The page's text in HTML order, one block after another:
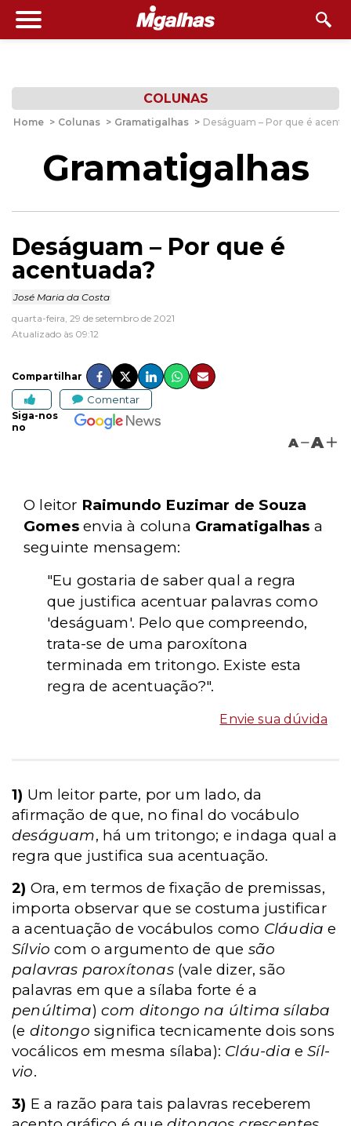
COLUNAS
Home > Colunas > Gramatigalhas > Deságuam – Por que é
Gramatigalhas
Deságuam – Por que é
acentuada?
José Maria da Costa
quarta-feira, 29 de setembro de 2021
Atualizado às 09:12
Compartilhar
Comentar
Siga-nos
no
A A
O leitor Raimundo Euzimar de Souza
Gomesenvia à coluna Gramatigalhas a
seguinte mensagem:
"Eu gostaria de saber qual a regra
que justifica acentuar palavras como
'deságuam'. Pelo que compreendo,
trata-se de uma paroxítona
terminada em tritongo. Existe esta
regra de acentuação?".
Envie sua dúvida
1) Um leitor parte, por um lado, da
afirmação de que, no final do vocábulo
deságuam, há um tritongo; e indaga qual a
regra que justifica sua acentuação.
2) Ora, em termos de fixação de premissas,
importa observar que se costuma justificar
a acentuação de vocábulos como Cláudiae
Sílviocom o argumento de que são
palavras paroxítonas (vale dizer, são
palavras em que a sílaba forte é a
penúltima) com ditongo na última sílaba
(e ditongosignifica tecnicamente dois sons
vocálicos em mesma sílaba): Cláu-dia eSíl-
vio.
3) E a razão para tais palavras receberem